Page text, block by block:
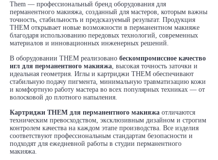
Them — профессиональный бренд оборудования для
перманентного макияжа, созданный для мастеров, которым важны
точность, стабильность и предсказуемый результат. Продукция
THEM открывает новые возможности в перманентном макияже
благодаря использованию передовых технологий, современных
материалов и инновационных инженерных решений.
В оборудовании THEM реализовано бескомпромиссное качество
игл для перманентного макияжа, высокая точность заточки и
идеальная геометрия. Иглы и картриджи THEM обеспечивают
стабильную подачу пигмента, минимальную травматизацию кожи
и комфортную работу мастера во всех популярных техниках — от
волосковой до плотного напыления.
Картриджи THEM для перманентного макияжа отличаются
техническим превосходством, эксклюзивным дизайном и строгим
контролем качества на каждом этапе производства. Все изделия
соответствуют профессиональным стандартам безопасности и
подходят для ежедневной работы в студии перманентного
макияжа.